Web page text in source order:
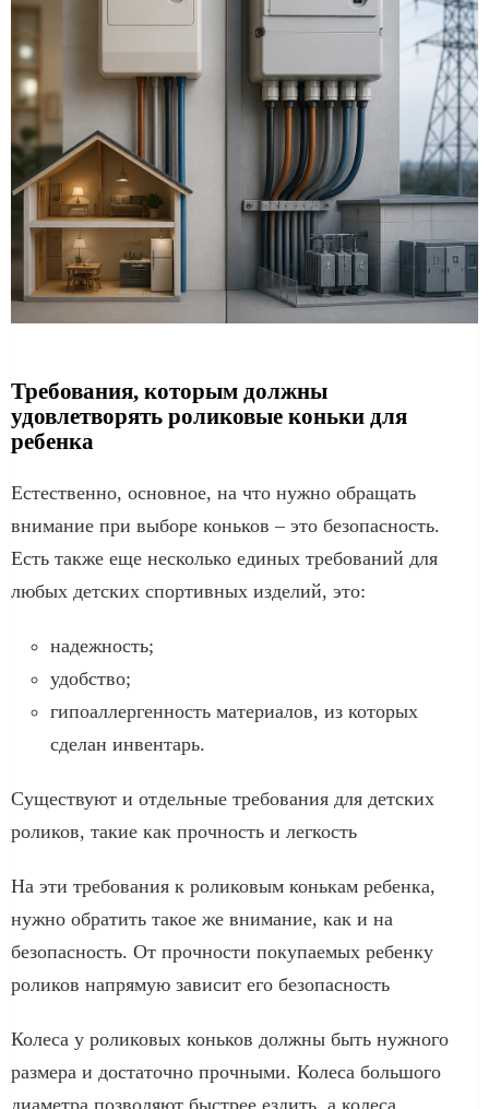
Требования, которым должны
удовлетворять роликовые коньки для
ребенка
Естественно, основное, на что нужно обращать
внимание при выборе коньков – это безопасность.
Есть также еще несколько единых требований для
любых детских спортивных изделий, это:
надежность;
удобство;
гипоаллергенность материалов, из которых
сделан инвентарь.
Существуют и отдельные требования для детских
роликов, такие как прочность и легкость
На эти требования к роликовым конькам ребенка,
нужно обратить такое же внимание, как и на
безопасность. От прочности покупаемых ребенку
роликов напрямую зависит его безопасность
Колеса у роликовых коньков должны быть нужного
размера и достаточно прочными. Колеса большого
диаметра позволяют быстрее ездить, а колеса